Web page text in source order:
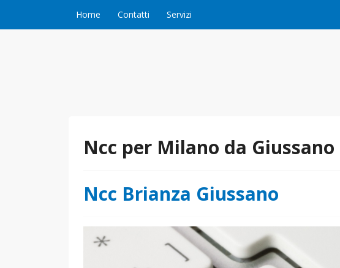
Home Contatti Servizi
Ncc per Milano da Giussano
Ncc Brianza Giussano